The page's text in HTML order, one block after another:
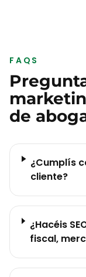
FAQS
de
¿Cumplís
cliente?
¿Hacéis
fiscal,